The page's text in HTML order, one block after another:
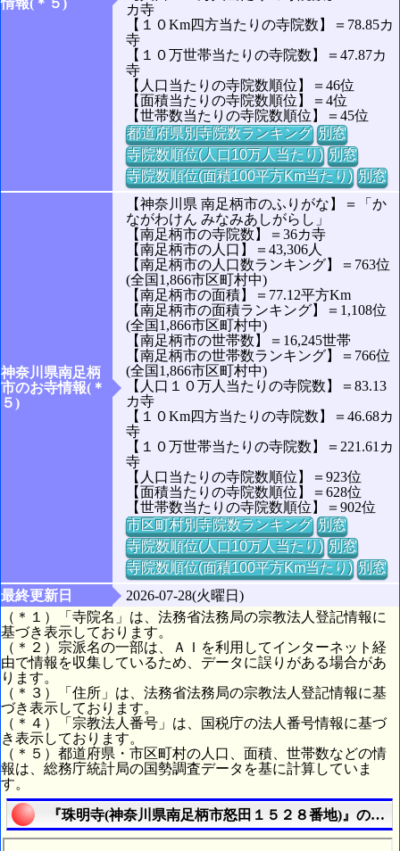
情報(＊５)
カ寺
【１０Km四方当たりの寺院数】＝78.85カ
寺
【１０万世帯当たりの寺院数】＝47.87カ
寺
【人口当たりの寺院数順位】＝46位
【面積当たりの寺院数順位】＝4位
【世帯数当たりの寺院数順位】＝45位
都道府県別寺院数ランキング 別窓
寺院数順位(人口10万人当たり) 別窓
寺院数順位(面積100平方Km当たり) 別窓
神奈川県南足柄
市のお寺情報(＊
５)
【神奈川県 南足柄市のふりがな】＝「か
ながわけん みなみあしがらし」
【南足柄市の寺院数】＝36カ寺
【南足柄市の人口】＝43,306人
【南足柄市の人口数ランキング】＝763位
(全国1,866市区町村中)
【南足柄市の面積】＝77.12平方Km
【南足柄市の面積ランキング】＝1,108位
(全国1,866市区町村中)
【南足柄市の世帯数】＝16,245世帯
【南足柄市の世帯数ランキング】＝766位
(全国1,866市区町村中)
【人口１０万人当たりの寺院数】＝83.13
カ寺
【１０Km四方当たりの寺院数】＝46.68カ
寺
【１０万世帯当たりの寺院数】＝221.61カ
寺
【人口当たりの寺院数順位】＝923位
【面積当たりの寺院数順位】＝628位
【世帯数当たりの寺院数順位】＝902位
市区町村別寺院数ランキング 別窓
寺院数順位(人口10万人当たり) 別窓
寺院数順位(面積100平方Km当たり) 別窓
最終更新日
2026-07-28(火曜日)
（＊１）「寺院名」は、法務省法務局の宗教法人登記情報に
基づき表示しております。
（＊２）宗派名の一部は、ＡＩを利用してインターネット経
由で情報を収集しているため、データに誤りがある場合があ
ります。
（＊３）「住所」は、法務省法務局の宗教法人登記情報に基
づき表示しております。
（＊４）「宗教法人番号」は、国税庁の法人番号情報に基づ
き表示しております。
（＊５）都道府県・市区町村の人口、面積、世帯数などの情
報は、総務庁統計局の国勢調査データを基に計算していま
す。
『珠明寺(神奈川県南足柄市怒田１５２８番地)』の航